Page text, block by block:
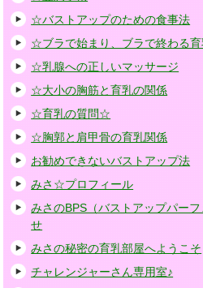
☆バストアップのための食事法
☆ブラで始まり、ブラで終わる
☆乳腺への正しいマッサージ
☆大小の胸筋と育乳の関係
☆育乳の質問☆
☆胸郭と肩甲骨の育乳関係
お勧めできないバストアップ法
みさ☆プロフィール
みさのBPS（バストアップパー
せ
みさの秘密の育乳部屋へようこそ
チャレンジャーさん専用室♪